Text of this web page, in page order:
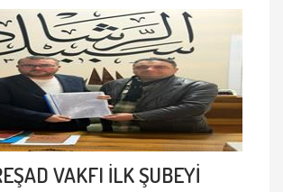
VAKFI İLK ŞUBEYİ